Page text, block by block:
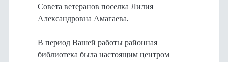
Совета ветеранов поселка Лилия
Александровна Амагаева.
В период Вашей работы районная
библиотека была настоящим центром